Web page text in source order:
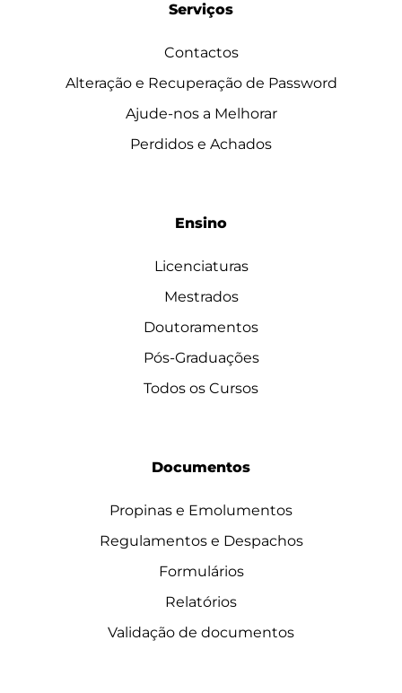
Serviços
Contactos
Alteração e Recuperação de Password
Ajude-nos a Melhorar
Perdidos e Achados
Ensino
Licenciaturas
Mestrados
Doutoramentos
Pós-Graduações
Todos os Cursos
Documentos
Propinas e Emolumentos
Regulamentos e Despachos
Formulários
Relatórios
Validação de documentos